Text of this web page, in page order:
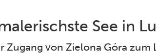
See in
Zugang von Zielona Góra zum